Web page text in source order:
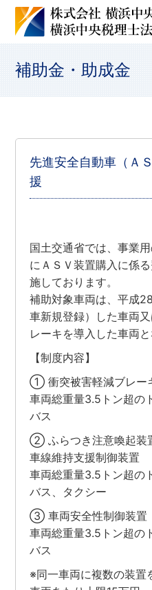
補助金・助成金
先進安全自動車（Ａ
援
国土交通省では、事業
にＡＳＶ装置購入に係
施しております。
補助対象車両は、平成
車新規登録）した車両
レーキを導入した車両と
【制度内容】
① 衝突被害軽減ブレー
車両総重量3.5トン超の
バス →上
② ふらつき注意喚起装
車線維持支援制御装置
車両総重量3.5トン超の
バス、タクシ
③ 車両安全性制御装置
車両総重量3.5トン超の
バス →上
※同一車両に複数の装置